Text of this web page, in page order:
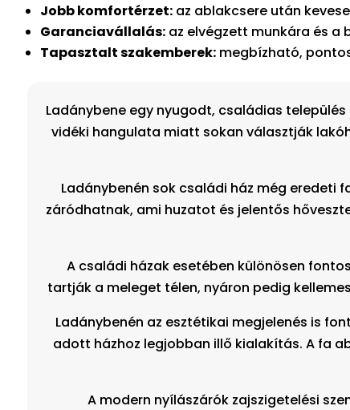
Jobb komfortérzet:az ablakcsere után
Garanciavállalás:az elvégzett munkára és a
Tapasztalt szakemberek:megbízható,
Ladánybene egy nyugodt, családias
vidéki hangulata miatt sokan választják
Ladánybenén sok családi ház még eredeti
záródhatnak, ami huzatot és jelentős
A családi házak esetében különösen
tartják a meleget télen, nyáron pedig
Ladánybenén az esztétikai megjelenés is
adott házhoz legjobban illő kialakítás. A fa
A modern nyílászárók zajszigetelési